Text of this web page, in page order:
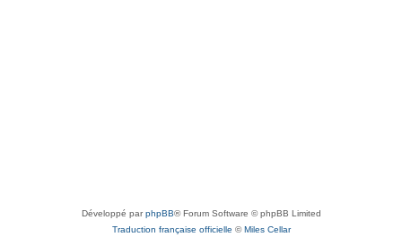
Développé parphpBB® Forum Software © phpBB Limited
Traduction française officielle ©Miles Cellar